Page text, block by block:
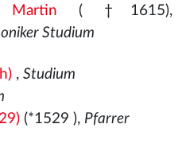
Martin ( †1615),
Studium
, Studium
(*1529 ), Pfarrer